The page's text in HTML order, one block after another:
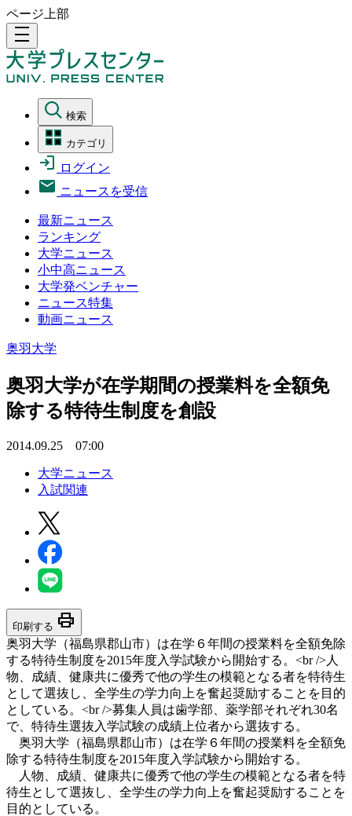
ページ上部
density_medium
検索
カテゴリ
ログイン
ニュースを受信
最新ニュース
ランキング
大学ニュース
小中高ニュース
大学発ベンチャー
ニュース特集
動画ニュース
奥羽大学
奥羽大学が在学期間の授業料を全額免
除する特待生制度を創設
2014.09.25 07:00
大学ニュース
入試関連
印刷する print
奥羽大学（福島県郡山市）は在学６年間の授業料を全額免除
する特待生制度を2015年度入学試験から開始する。<br />人
物、成績、健康共に優秀で他の学生の模範となる者を特待生
として選抜し、全学生の学力向上を奮起奨励することを目的
としている。<br />募集人員は歯学部、薬学部それぞれ30名
で、特待生選抜入学試験の成績上位者から選抜する。
奥羽大学（福島県郡山市）は在学６年間の授業料を全額免
除する特待生制度を2015年度入学試験から開始する。
人物、成績、健康共に優秀で他の学生の模範となる者を特
待生として選抜し、全学生の学力向上を奮起奨励することを
目的としている。